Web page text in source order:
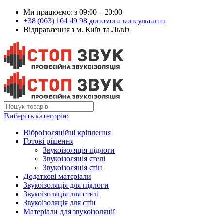
Ми працюємо: з 09:00 – 20:00
+38 (063) 164 49 98 допомога консультанта
Відправлення з м. Київ та Львів
Виберіть категорію
Віброізоляційні кріплення
Готові рішення
Звукоізоляція підлоги
Звукоізоляція стелі
Звукоізоляція стін
Додаткові матеріали
Звукоізоляція для підлоги
Звукоізоляція для стелі
Звукоізоляція для стін
Матеріали для звукоізоляції